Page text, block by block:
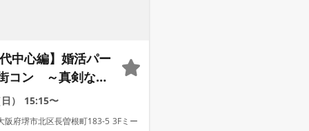
中心編】婚活パー
コン ～真剣な出
） 15:15〜
阪府堺市北区長曽根町183-5 3Fミー